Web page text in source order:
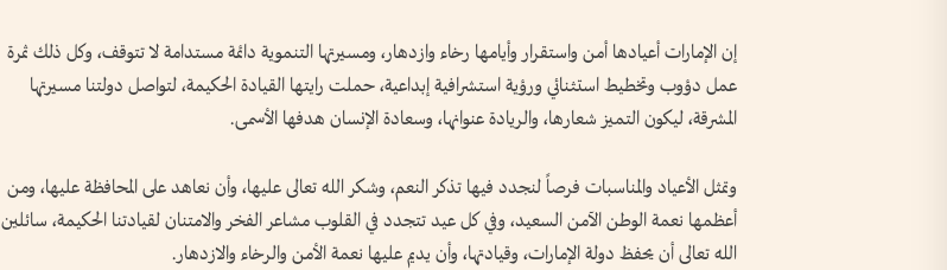
إن الإمارات أعيادها أمن واستقرار وأيامها رخاء وازدهار، ومسيرتها التنموية دائمة مستدامة لا تتوقف، وكل ذلك ثمرة
عمل دؤوب وتخطيط استثنائي ورؤية استشرافية إبداعية، حملت رايتها القيادة الحكيمة، لتواصل دولتنا مسيرتها
المشرقة، ليكون التميز شعارها، والريادة عنوانها، وسعادة الإنسان هدفها الأسمى.
وتمثل الأعياد والمناسبات فرصاً لنجدد فيها تذكر النعم، وشكر الله تعالى عليها، وأن نعاهد على المحافظة عليها، ومن
أعظمها نعمة الوطن الآمن السعيد، وفي كل عيد تتجدد في القلوب مشاعر الفخر والامتنان لقيادتنا الحكيمة، سائلين
الله تعالى أن يحفظ دولة الإمارات، وقيادتها، وأن يديم عليها نعمة الأمن والرخاء والازدهار.